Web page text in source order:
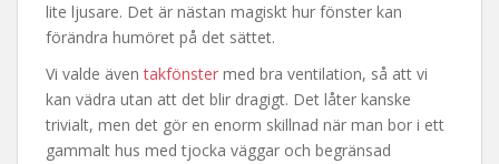
lite ljusare. Det är nästan magiskt hur fönster kan
förändra humöret på det sättet.
Vi valde äventakfönster med bra ventilation, så att vi
kan vädra utan att det blir dragigt. Det låter kanske
trivialt, men det gör en enorm skillnad när man bor i ett
gammalt hus med tjocka väggar och begränsad